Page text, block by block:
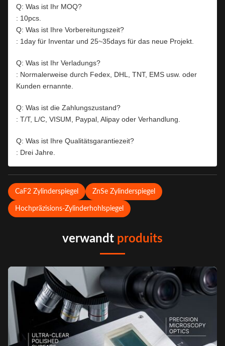
Q: Was ist Ihr MOQ?
: 10pcs.
Q: Was ist Ihre Vorbereitungszeit?
: 1day für Inventar und 25~35days für das neue Projekt.
Q: Was ist Ihr Verladungs?
: Normalerweise durch Fedex, DHL, TNT, EMS usw. oder
Kunden ernannte.
Q: Was ist die Zahlungszustand?
: T/T, L/C, VISUM, Paypal, Alipay oder Verhandlung.
Q: Was ist Ihre Qualitätsgarantiezeit?
: Drei Jahre.
CaF2 Zylinderspiegel ZnSe Zylinderspiegel
Hochpräzisions-Zylinderhohlspiegel
verwandt produits